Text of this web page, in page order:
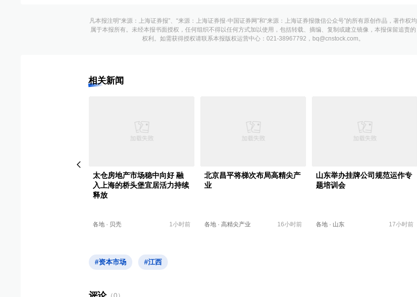
凡本报注明“来源：上海证券报”、“来源：上海证券报·中国证券网”和“来源：上海证券报微信公众号”的所有原创作品，著作权均
属于本报所有。未经本报书面授权，任何组织不得以任何方式加以使用，包括转载、摘编、复制或建立镜像，本报保留追责的
权利。如需获得授权请联系本报版权运营中心：021-38967792，bq@cnstock.com。
相关新闻
太仓房地产市场稳中向好 融
入上海的桥头堡宜居活力持续
释放
各地 · 贝壳 1小时前
北京昌平将梯次布局高精尖产
业
各地 · 高精尖产业 16小时前
山东举办挂牌公司规范运作专
题培训会
各地 · 山东 17小时前
#资本市场 #江西